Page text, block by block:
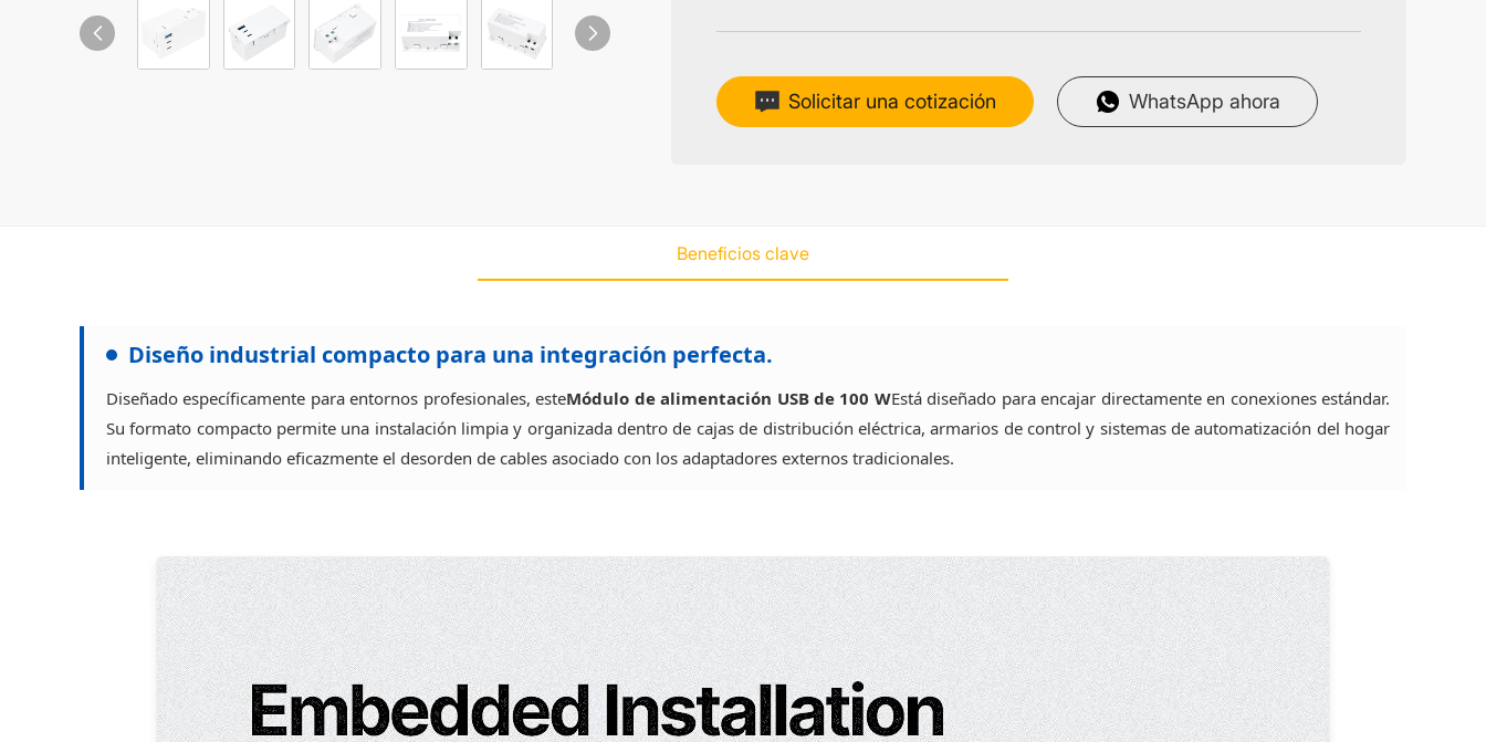
Solicitar una cotización WhatsApp ahora
Beneficios clave
Diseño industrial compacto para una integración perfecta.
Diseñado específicamente para entornos profesionales, esteMódulo de alimentación USB de 100 WEstá diseñado para encajar directamente en conexiones estándar.
Su formato compacto permite una instalación limpia y organizada dentro de cajas de distribución eléctrica, armarios de control y sistemas de automatización del hogar
inteligente, eliminando eficazmente el desorden de cables asociado con los adaptadores externos tradicionales.